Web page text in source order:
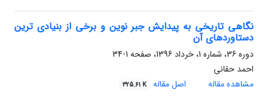
نگاهی تاریخی به پیدایش جبر نوین و برخی از بنیادی ترین
دستاوردهای آن
دوره 36، شماره 1، خرداد 1396، صفحه
1-34
احمد حقانی
مشاهده مقاله
اصل مقاله 325.61 K